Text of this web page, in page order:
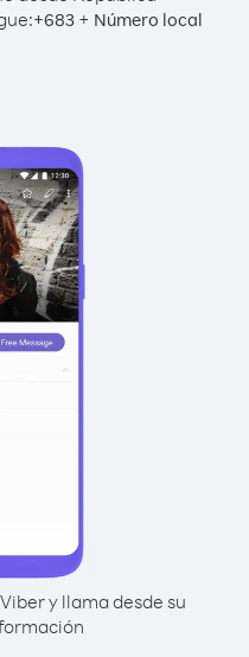
+683 + Número local
y llama desde su